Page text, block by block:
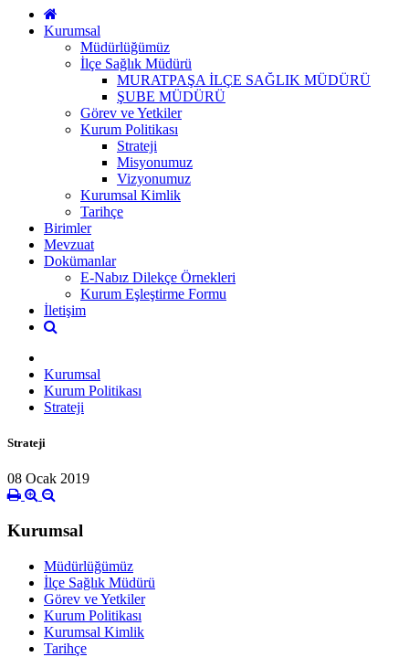
Kurumsal
Müdürlüğümüz
İlçe Sağlık Müdürü
MURATPAŞA İLÇE SAĞLIK MÜDÜRÜ
ŞUBE MÜDÜRÜ
Görev ve Yetkiler
Kurum Politikası
Strateji
Misyonumuz
Vizyonumuz
Kurumsal Kimlik
Tarihçe
Birimler
Mevzuat
Dokümanlar
E-Nabız Dilekçe Örnekleri
Kurum Eşleştirme Formu
İletişim
Kurumsal
Kurum Politikası
Strateji
Strateji
08 Ocak 2019
Kurumsal
Müdürlüğümüz
İlçe Sağlık Müdürü
Görev ve Yetkiler
Kurum Politikası
Kurumsal Kimlik
Tarihçe